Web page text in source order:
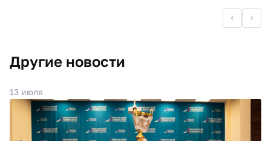
Другие новости
13 июля